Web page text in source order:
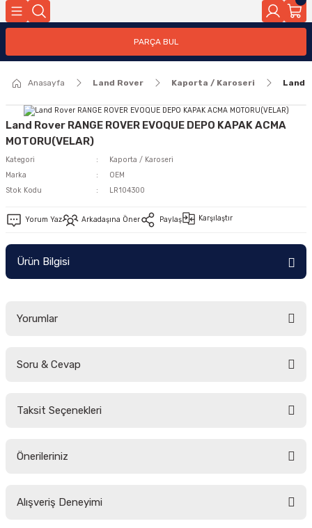
PARÇA BUL
Anasayfa Land Rover Kaporta / Karoseri Land
Land Rover RANGE ROVER EVOQUE DEPO KAPAK ACMA
MOTORU(VELAR)
Kategori
Kaporta / Karoseri
Marka
OEM
Stok Kodu
LR104300
Yorum Yaz Arkadaşına Öner Paylaş Karşılaştır
Ürün Bilgisi
Yorumlar
Soru & Cevap
Taksit Seçenekleri
Önerileriniz
yetersiz gördüğünüz noktaları öneri formunu kullanarak tarafımıza
Alışveriş Deneyimi